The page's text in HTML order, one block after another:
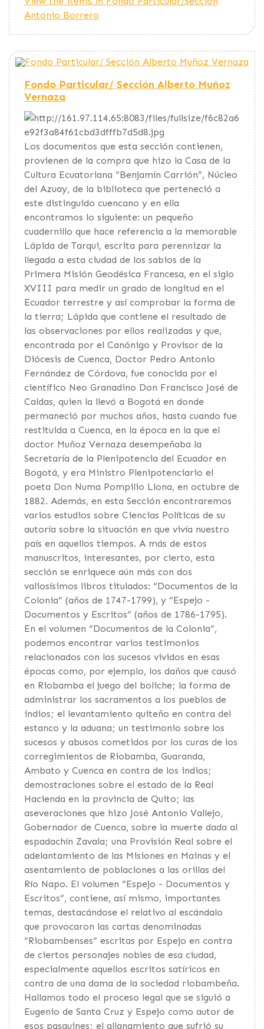
Antonio Borrero
Fondo Particular/ Sección Alberto Muñoz
Vernaza
Los documentos que esta sección contienen,
provienen de la compra que hizo la Casa de la
Cultura Ecuatoriana “Benjamín Carrión”, Núcleo
del Azuay, de la biblioteca que perteneció a
este distinguido cuencano y en ella
encontramos lo siguiente: un pequeño
cuadernillo que hace referencia a la memorable
Lápida de Tarqui, escrita para perennizar la
llegada a esta ciudad de los sabios de la
Primera Misión Geodésica Francesa, en el siglo
XVIII para medir un grado de longitud en el
Ecuador terrestre y así comprobar la forma de
la tierra; Lápida que contiene el resultado de
las observaciones por ellos realizadas y que,
encontrada por el Canónigo y Provisor de la
Diócesis de Cuenca, Doctor Pedro Antonio
Fernández de Córdova, fue conocida por el
científico Neo Granadino Don Francisco José de
Caldas, quien la llevó a Bogotá en donde
permaneció por muchos años, hasta cuando fue
restituida a Cuenca, en la época en la que el
doctor Muñoz Vernaza desempeñaba la
Secretaría de la Plenipotencia del Ecuador en
Bogotá, y era Ministro Plenipotenciario el
poeta Don Numa Pompilio Llona, en octubre de
1882. Además, en esta Sección encontraremos
varios estudios sobre Ciencias Políticas de su
autoría sobre la situación en que vivía nuestro
país en aquellos tiempos. A más de estos
manuscritos, interesantes, por cierto, esta
sección se enriquece aún más con dos
valiosísimos libros titulados: “Documentos de la
Colonia” (años de 1747-1799), y “Espejo -
Documentos y Escritos” (años de 1786-1795).
En el volumen “Documentos de la Colonia”,
podemos encontrar varios testimonios
relacionados con los sucesos vividos en esas
épocas como, por ejemplo, los daños que causó
en Riobamba el juego del boliche; la forma de
administrar los sacramentos a los pueblos de
indios; el levantamiento quiteño en contra del
estanco y la aduana; un testimonio sobre los
sucesos y abusos cometidos por los curas de los
corregimientos de Riobamba, Guaranda,
Ambato y Cuenca en contra de los indios;
demostraciones sobre el estado de la Real
Hacienda en la provincia de Quito; las
aseveraciones que hizo José Antonio Vallejo,
Gobernador de Cuenca, sobre la muerte dada al
espadachín Zavala; una Provisión Real sobre el
adelantamiento de las Misiones en Mainas y el
asentamiento de poblaciones a las orillas del
Río Napo. El volumen “Espejo - Documentos y
Escritos”, contiene, así mismo, importantes
temas, destacándose el relativo al escándalo
que provocaron las cartas denominadas
“Riobambenses” escritas por Espejo en contra
de ciertos personajes nobles de esa ciudad,
especialmente aquellos escritos satíricos en
contra de una dama de la sociedad riobambeña.
Hallamos todo el proceso legal que se siguió a
Eugenio de Santa Cruz y Espejo como autor de
esos pasquines; el allanamiento que sufrió su